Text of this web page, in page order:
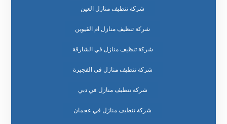
شركة تنظيف منازل العين
شركة تنظيف منازل ام القيوين
شركة تنظيف منازل في الشارقة
شركة تنظيف منازل في الفجيرة
شركة تنظيف منازل في دبي
شركة تنظيف منازل في عجمان